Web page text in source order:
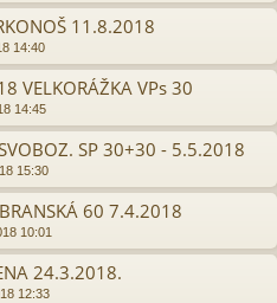
11.8.2018
14:40
VELKORÁŽKA VPs 30
14:45
SP 30+30 - 5.5.2018
15:30
60 7.4.2018
10:01
24.3.2018.
12:33